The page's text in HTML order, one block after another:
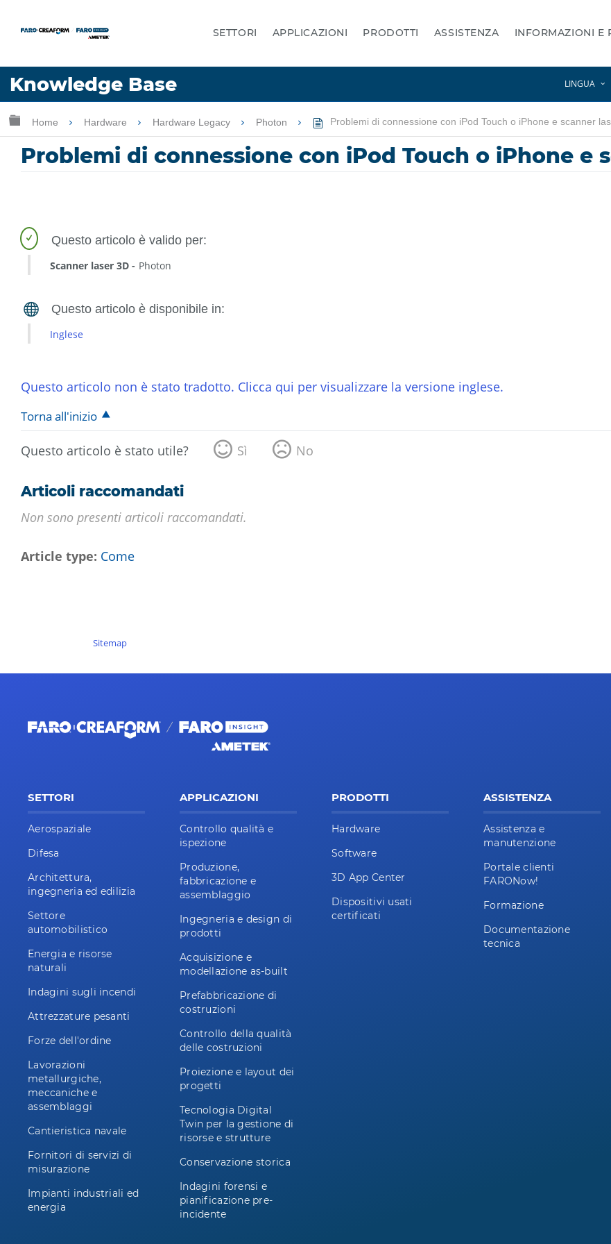
SETTORI APPLICAZIONI PRODOTTI ASSISTENZA INFORMAZIONI E
Knowledge Base LINGUA
Lingua
Ingrandisci/riduci gerarchia globale
Home Hardware Hardware Legacy Photon Problemi di connessione con iPod Touch o iPhone e scanner
Problemi di connessione con iPod Touch o iPhone e
Scanner laser 3D Photon
Inglese
Questo articolo non è stato tradotto. Clicca qui per visualizzare la versione inglese.
Torna all'inizio
Questo articolo è stato utile? Sì No
Articoli raccomandati
Non sono presenti articoli raccomandati.
Article type Come
Sitemap
SETTORI
Aerospaziale
Difesa
Architettura,
ingegneria ed edilizia
Settore
automobilistico
Energia e risorse
naturali
Indagini sugli incendi
Attrezzature pesanti
Forze dell'ordine
Lavorazioni
metallurgiche,
meccaniche e
assemblaggi
Cantieristica navale
Fornitori di servizi di
misurazione
Impianti industriali ed
energia
APPLICAZIONI
Controllo qualità e
ispezione
Produzione,
fabbricazione e
assemblaggio
Ingegneria e design di
prodotti
Acquisizione e
modellazione as-built
Prefabbricazione di
costruzioni
Controllo della qualità
delle costruzioni
Proiezione e layout dei
progetti
Tecnologia Digital
Twin per la gestione di
risorse e strutture
Conservazione storica
Indagini forensi e
pianificazione pre-
incidente
PRODOTTI
Hardware
Software
3D App Center
Dispositivi usati
certificati
ASSISTENZA
Assistenza e
manutenzione
Portale clienti
FARONow!
Formazione
Documentazione
tecnica